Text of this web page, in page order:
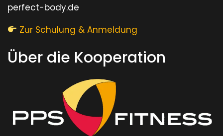
perfect-body.de
Zur Schulung & Anmeldung
Über die Kooperation